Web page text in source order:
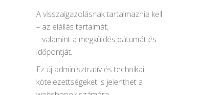
A visszaigazolásnak tartalmaznia kell:
– az elállás tartalmát,
– valamint a megküldés dátumát és
időpontját.
Ez új adminisztratív és technikai
kötelezettségeket is jelenthet a